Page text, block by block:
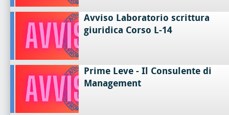
Avviso Laboratorio scrittura
giuridica Corso L-14
Prime Leve - Il Consulente di
Management